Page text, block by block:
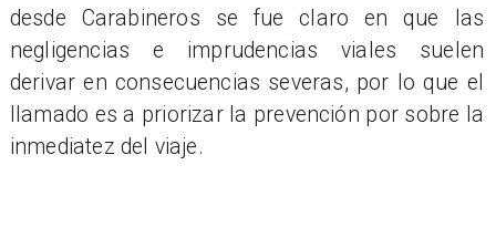
desde Carabineros se fue claro en que las
negligencias e imprudencias viales suelen
derivar en consecuencias severas, por lo que el
llamado es a priorizar la prevención por sobre la
inmediatez del viaje.